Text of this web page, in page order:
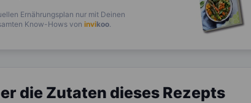
Ernährungsplan nur mit Deinen
Know-Hows von invikoo
die Zutaten dieses Rezepts